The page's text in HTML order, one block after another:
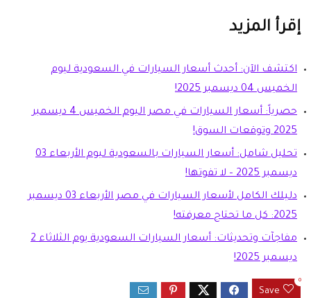
إقرأ المزيد
اكتشف الآن: أحدث أسعار السيارات في السعودية ليوم
الخميس 04 ديسمبر 2025!
حصرياً: أسعار السيارات في مصر اليوم الخميس 4 ديسمبر
2025 وتوقعات السوق!
تحليل شامل: أسعار السيارات بالسعودية ليوم الأربعاء 03
ديسمبر 2025 – لا تفوتها!
دليلك الكامل لأسعار السيارات في مصر الأربعاء 03 ديسمبر
2025: كل ما تحتاج معرفته!
مفاجآت وتحديثات: أسعار السيارات السعودية يوم الثلاثاء 2
ديسمبر 2025!
Save
0